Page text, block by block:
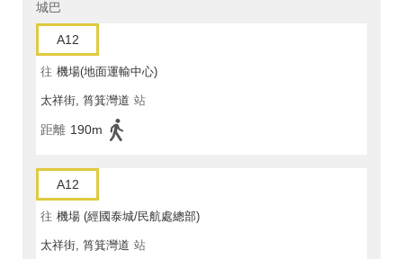
城巴
A12
往 機場(地面運輸中心)
太祥街, 筲箕灣道 站
距離 190m
A12
往 機場 (經國泰城/民航處總部)
太祥街, 筲箕灣道 站